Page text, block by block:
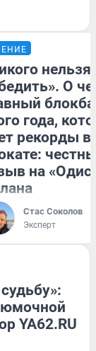
нельзя
О
года,
рекорды в
на
Стас Соколов
Эксперт
YA62.RU